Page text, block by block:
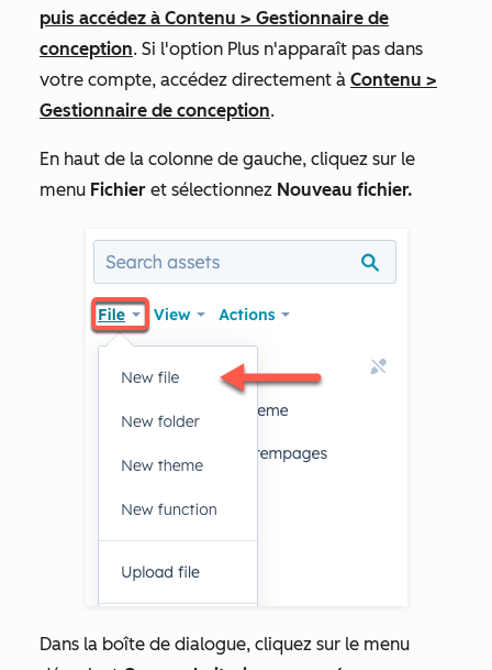
puis accédez à Contenu > Gestionnaire de
conception. Si l'option Plus n'apparaît pas dans
votre compte, accédez directement à Contenu >
Gestionnaire de conception.
En haut de la colonne de gauche, cliquez sur le
menu Fichier et sélectionnez Nouveau fichier.
Dans la boîte de dialogue, cliquez sur le menu